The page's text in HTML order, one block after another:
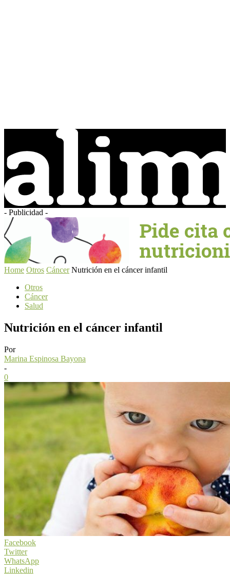
- Publicidad -
Home Otros Cáncer Nutrición en el cáncer infantil
Otros
Cáncer
Salud
Nutrición en el cáncer infantil
Por
Marina Espinosa Bayona
-
0
Facebook
Twitter
WhatsApp
Linkedin